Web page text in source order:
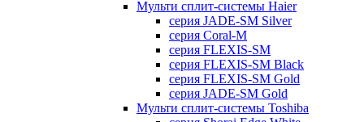
Мульти сплит-системы Haier
серия JADE-SM Silver
серия Coral-M
серия FLEXIS-SM
серия FLEXIS-SM Black
серия FLEXIS-SM Gold
серия JADE-SM Gold
Мульти сплит-системы Toshiba